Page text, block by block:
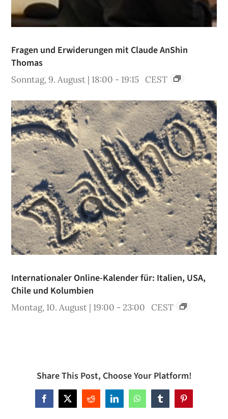
Fragen und Erwiderungen mit Claude AnShin
Thomas
Sonntag, 9. August | 18:00 -19:15 CEST
Internationaler Online-Kalender für: Italien, USA,
Chile und Kolumbien
Montag, 10. August | 19:00 -23:00 CEST
Share This Post, Choose Your Platform!
Facebook
X Reddit LinkedInWhatsAppTumblrPinterest